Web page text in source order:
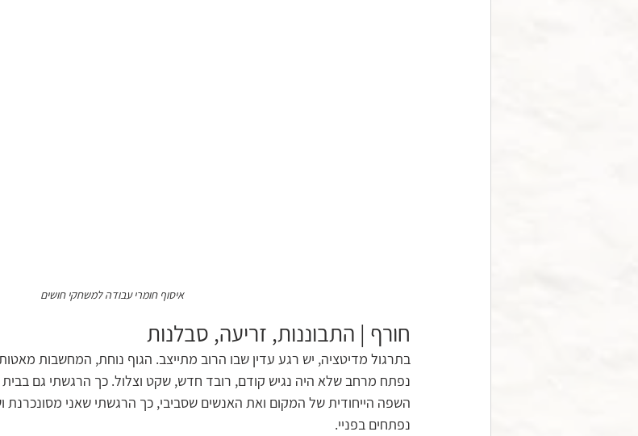
איסוף חומרי עבודה למשחקי חושים
חורף | התבוננות, זריעה, סבלנות
בתרגול מדיטציה, יש רגע עדין שבו הרוב מתייצב. הגוף נוחת, המחשבות
נפתח מרחב שלא היה נגיש קודם, רובד חדש, שקט וצלול. כך הרגשתי גם
השפה הייחודית של המקום ואת האנשים שסביבי, כך הרגשתי שאני מסונכרנת
נפתחים בפניי.